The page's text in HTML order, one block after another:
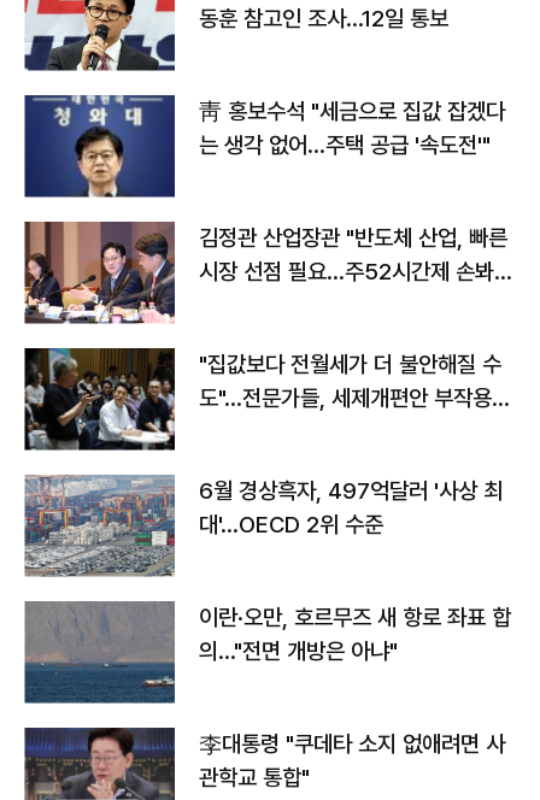
동훈 참고인 조사...12일 통보
靑 홍보수석 "세금으로 집값 잡겠다
는 생각 없어…주택 공급 '속도전'"
김정관 산업장관 "반도체 산업, 빠른
시장 선점 필요…주52시간제 손봐
"집값보다 전월세가 더 불안해질 수
도"…전문가들, 세제개편안 부작용
6월 경상흑자, 497억달러 '사상 최
대'…OECD 2위 수준
이란·오만, 호르무즈 새 항로 좌표 합
의…"전면 개방은 아냐"
李대통령 "쿠데타 소지 없애려면 사
관학교 통합"